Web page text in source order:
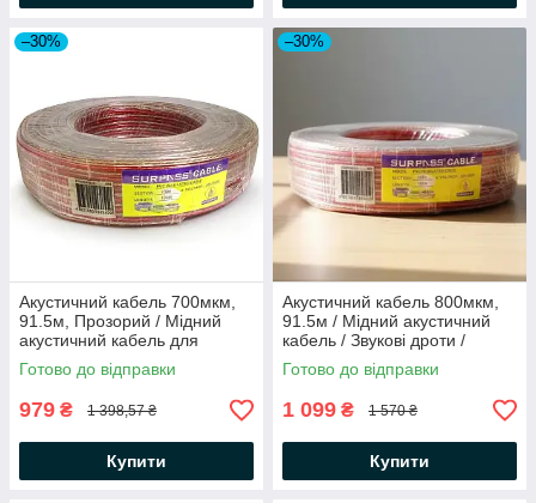
–30%
Акустичний кабель 700мкм,
91.5м, Прозорий / Мідний
акустичний кабель для
звукових систем / Звукові
дроти
Готово до відправки
979 ₴ 1 398,57 ₴
Купити
–30%
Акустичний кабель 800мкм,
91.5м / Мідний акустичний
кабель / Звукові дроти /
Акустичний дріт
Готово до відправки
1 099 ₴ 1 570 ₴
Купити